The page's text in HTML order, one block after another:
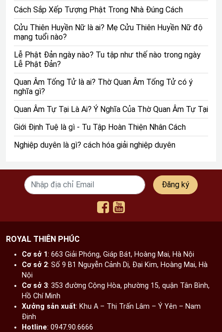
người dân Việt Nam. Người ta tin rằng khi cầu
nguyện và tưởng niệm Tam Tòa Thánh Mẫu, họ có
thể nhận được sự giúp đỡ và sự phước lành trong
cuộc sống, cũng như giải quyết các nỗi lo và khó
khăn.
Bảo tồn và truyền thống văn hóa: Tam Tòa Thánh
Mẫu là một phần quan trọng của truyền thống văn
hóa và tín ngưỡng dân gian Việt Nam. Việc thờ cúng
và tưởng niệm Tam Tòa Thánh Mẫu giúp bảo tồn và
truyền bá các giá trị tôn giáo, tâm linh và văn hóa từ
thế hệ này sang thế hệ khác.
Tam Tòa Thánh Mẫu gồm những ai
Tam Tòa Thánh Mẫu gồm có 3 vị thánh Mẫu: Đệ Nhất
Thượng Thiên, Đệ Nhị Thượng Ngàn và Đệ Tam Thoải
đâu” thì hầu hết được thờ ở các đền, điện và phủ trong
tín ngưỡng dân gian thờ Mẫu Tam - Tứ phủ.
Mẫu Thượng Thiên hay còn được gọi với tên khác
là vị Mẫu Đệ Nhất cai quản miền trời, có sức mạnh
quyền năng tạo ra mưa, gió và sấm chớp tức là cai
quản Tứ Pháp: Pháp Vân, Pháp Vũ, Pháp Điện và
Pháp Lôi. Mẫu Thượng Thiên chính là bà chúa Liễu
Hạnh đã có 3 lần giáng trần vì dân, trần thế. Bởi
người có quyền năng thống lĩnh tự nhiên, giúp ích
vô cùng lớn cho nền nông nghiệp lúa nước, trồng
Cách Sắp Xếp Tượng Phật Trong Nhà Đúng Cách
Cửu Thiên Huyền Nữ là ai? Mẹ Cửu Thiên Huyền Nữ độ
mạng tuổi nào?
Lễ Phật Đản ngày nào? Tu tập như thế nào trong ngày
Lễ Phật Đản?
Quan Âm Tống Tử là ai? Thờ Quan Âm Tống Tử có ý
nghĩa gì?
Quan Âm Tự Tại Là Ai? Ý Nghĩa Của Thờ Quan Âm Tự Tại
Giới Định Tuệ là gì - Tu Tập Hoàn Thiện Nhân Cách
Nghiệp duyên là gì? cách hóa giải nghiệp duyên
Đăng ký
ROYAL THIÊN PHÚC
Cơ sở 1: 663 Giải Phóng, Giáp Bát, Hoàng Mai, Hà Nội​
Cơ sở 2: Số 9 B1 Nguyễn Cảnh Dị, Đại Kim, Hoàng Mai, Hà
Nội​
Cơ sở 3: 353 đường Cộng Hòa, phường 15, quận Tân Bình,
Hồ Chí Minh
Xưởng sản xuất: Khu A – Thị Trấn Lâm – Ý Yên – Nam
Định​
Hotline: 0947.90.6666